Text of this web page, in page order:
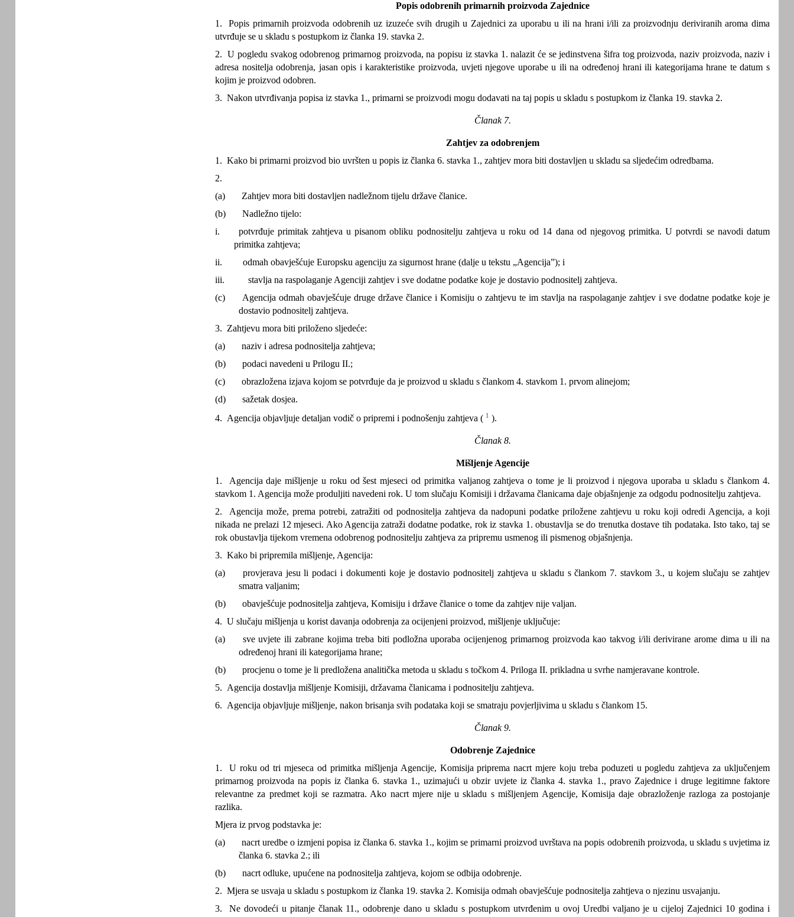
Popis odobrenih primarnih proizvoda Zajednice
1. Popis primarnih proizvoda odobrenih uz izuzeće svih drugih u Zajednici za uporabu u ili na hrani i/ili za proizvodnju deriviranih aroma dima
utvrđuje se u skladu s postupkom iz članka 19. stavka 2.
2. U pogledu svakog odobrenog primarnog proizvoda, na popisu iz stavka 1. nalazit će se jedinstvena šifra tog proizvoda, naziv proizvoda, naziv i
adresa nositelja odobrenja, jasan opis i karakteristike proizvoda, uvjeti njegove uporabe u ili na određenoj hrani ili kategorijama hrane te datum s
kojim je proizvod odobren.
3. Nakon utvrđivanja popisa iz stavka 1., primarni se proizvodi mogu dodavati na taj popis u skladu s postupkom iz članka 19. stavka 2.
Članak 7.
Zahtjev za odobrenjem
1. Kako bi primarni proizvod bio uvršten u popis iz članka 6. stavka 1., zahtjev mora biti dostavljen u skladu sa sljedećim odredbama.
2.
(a)
Zahtjev mora biti dostavljen nadležnom tijelu države članice.
(b)
Nadležno tijelo:
i.
potvrđuje primitak zahtjeva u pisanom obliku podnositelju zahtjeva u roku od 14 dana od njegovog primitka. U potvrdi se navodi datum
primitka zahtjeva;
ii.
odmah obavješćuje Europsku agenciju za sigurnost hrane (dalje u tekstu „Agencija”); i
iii.
stavlja na raspolaganje Agenciji zahtjev i sve dodatne podatke koje je dostavio podnositelj zahtjeva.
(c)
Agencija odmah obavješćuje druge države članice i Komisiju o zahtjevu te im stavlja na raspolaganje zahtjev i sve dodatne podatke koje je
dostavio podnositelj zahtjeva.
3. Zahtjevu mora biti priloženo sljedeće:
(a)
naziv i adresa podnositelja zahtjeva;
(b)
podaci navedeni u Prilogu II.;
(c)
obrazložena izjava kojom se potvrđuje da je proizvod u skladu s člankom 4. stavkom 1. prvom alinejom;
(d)
sažetak dosjea.
4. Agencija objavljuje detaljan vodič o pripremi i podnošenju zahtjeva ( 1 ).
Članak 8.
Mišljenje Agencije
1. Agencija daje mišljenje u roku od šest mjeseci od primitka valjanog zahtjeva o tome je li proizvod i njegova uporaba u skladu s člankom 4.
stavkom 1. Agencija može produljiti navedeni rok. U tom slučaju Komisiji i državama članicama daje objašnjenje za odgodu podnositelju zahtjeva.
2. Agencija može, prema potrebi, zatražiti od podnositelja zahtjeva da nadopuni podatke priložene zahtjevu u roku koji odredi Agencija, a koji
nikada ne prelazi 12 mjeseci. Ako Agencija zatraži dodatne podatke, rok iz stavka 1. obustavlja se do trenutka dostave tih podataka. Isto tako, taj se
rok obustavlja tijekom vremena odobrenog podnositelju zahtjeva za pripremu usmenog ili pismenog objašnjenja.
3. Kako bi pripremila mišljenje, Agencija:
(a)
provjerava jesu li podaci i dokumenti koje je dostavio podnositelj zahtjeva u skladu s člankom 7. stavkom 3., u kojem slučaju se zahtjev
smatra valjanim;
(b)
obavješćuje podnositelja zahtjeva, Komisiju i države članice o tome da zahtjev nije valjan.
4. U slučaju mišljenja u korist davanja odobrenja za ocijenjeni proizvod, mišljenje uključuje:
(a)
sve uvjete ili zabrane kojima treba biti podložna uporaba ocijenjenog primarnog proizvoda kao takvog i/ili derivirane arome dima u ili na
određenoj hrani ili kategorijama hrane;
(b)
procjenu o tome je li predložena analitička metoda u skladu s točkom 4. Priloga II. prikladna u svrhe namjeravane kontrole.
5. Agencija dostavlja mišljenje Komisiji, državama članicama i podnositelju zahtjeva.
6. Agencija objavljuje mišljenje, nakon brisanja svih podataka koji se smatraju povjerljivima u skladu s člankom 15.
Članak 9.
Odobrenje Zajednice
1. U roku od tri mjeseca od primitka mišljenja Agencije, Komisija priprema nacrt mjere koju treba poduzeti u pogledu zahtjeva za uključenjem
primarnog proizvoda na popis iz članka 6. stavka 1., uzimajući u obzir uvjete iz članka 4. stavka 1., pravo Zajednice i druge legitimne faktore
relevantne za predmet koji se razmatra. Ako nacrt mjere nije u skladu s mišljenjem Agencije, Komisija daje obrazloženje razloga za postojanje
razlika.
Mjera iz prvog podstavka je:
(a)
nacrt uredbe o izmjeni popisa iz članka 6. stavka 1., kojim se primarni proizvod uvrštava na popis odobrenih proizvoda, u skladu s uvjetima iz
članka 6. stavka 2.; ili
(b)
nacrt odluke, upućene na podnositelja zahtjeva, kojom se odbija odobrenje.
2. Mjera se usvaja u skladu s postupkom iz članka 19. stavka 2. Komisija odmah obavješćuje podnositelja zahtjeva o njezinu usvajanju.
3. Ne dovodeći u pitanje članak 11., odobrenje dano u skladu s postupkom utvrđenim u ovoj Uredbi valjano je u cijeloj Zajednici 10 godina i